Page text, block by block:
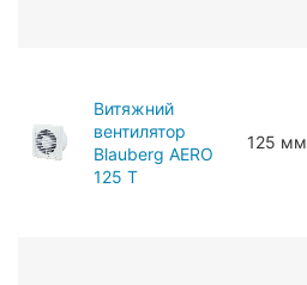
Витяжний
вентилятор
Blauberg AERO
125 T
125 мм